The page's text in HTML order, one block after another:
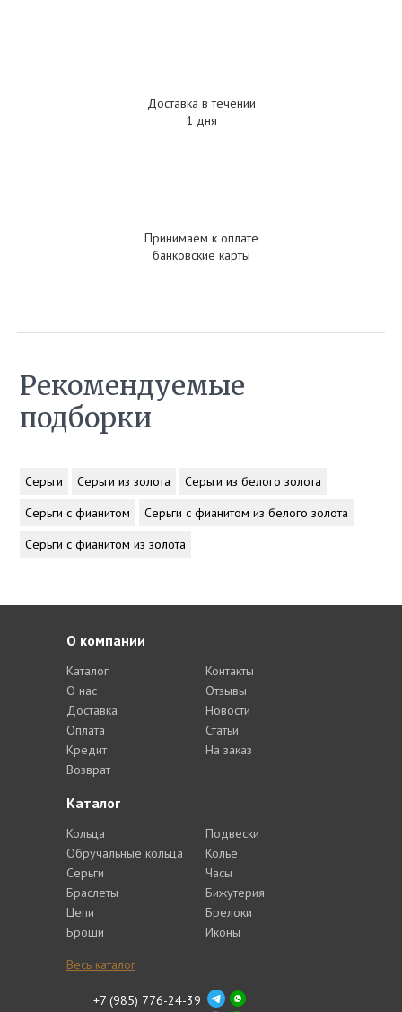
Доставка в течении
1 дня
Принимаем к оплате
банковские карты
Рекомендуемые
подборки
Серьги Серьги из золота
Серьги из белого золота
Серьги с фианитом
Серьги с фианитом из белого золота
Серьги с фианитом из золота
Каталог
Кольца
Обручальные кольца
Серьги
Браслеты
Цепи
Броши
Подвески
Колье
Часы
Бижутерия
Брелоки
Иконы
Весь каталог
О компании
Каталог
О нас
Доставка
Оплата
Кредит
Возврат
Контакты
Отзывы
Новости
Статьи
На заказ
+7 (985) 776-24-39